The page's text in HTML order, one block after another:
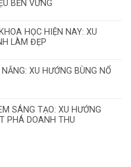
BỀN VỮNG
HỌC HIỆN NAY: XU
LÀM ĐẸP
XU HƯỚNG BÙNG NỔ
SÁNG TẠO: XU HƯỚNG
PHÁ DOANH THU